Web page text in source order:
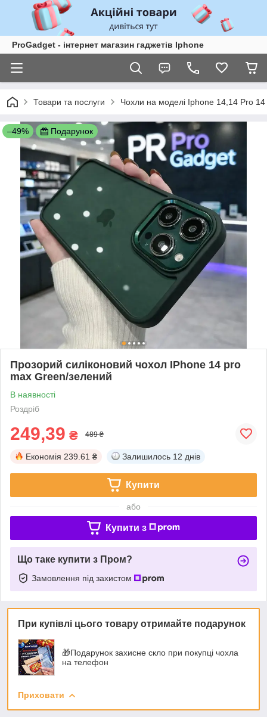
ProGadget - iнтернет магазин гаджетів Iphone
Товари та послуги Чохли на моделі Iphone 14,14 Pro
–49% Подарунок
Прозорий силіконовий чохол IPhone 14 pro
max Green/зелений
В наявності
Роздріб
249,39 ₴ 489 ₴
Економія 239.61 ₴ Залишилось 12 днів
Купити
або
Купити з
Що таке купити з Пром?
Замовлення під захистом
При купівлі цього товару отримайте подарунок
🎁Подарунок захисне скло при покупці чохла
на телефон
Приховати